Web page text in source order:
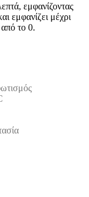
εμφανίζοντας
εμφανίζει μέχρι
το 0.